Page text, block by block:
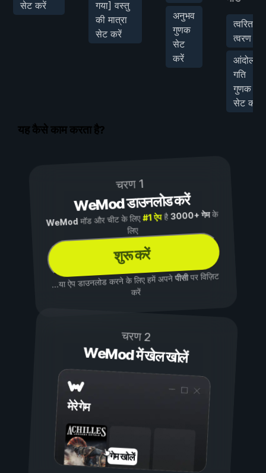
सेट करें
गया] वस्तु
की मात्रा
सेट करें
अनुभव
गुणक
सेट
करें
त्वरित
त्वरण
आंदोलन
गति
गुणक
सेट करें
यह कैसे काम करता है?
चरण 1
WeMod डाउनलोड करें
WeMod मॉड और चीट के लिए#1 ऐपहै3000+ गेमके
लिए
शुरू करें
...या ऐप डाउनलोड करने के लिए हमें अपनेपीसीपर विज़िट
करें
चरण 2
WeMod में खेल खोलें
मेरे गेम
गेम खोलें